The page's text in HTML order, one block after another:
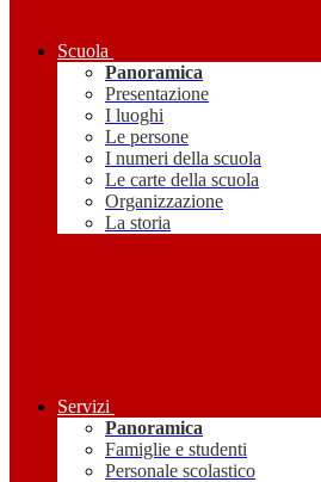
Scuola
Panoramica
Presentazione
I luoghi
Le persone
I numeri della scuola
Le carte della scuola
Organizzazione
La storia
Servizi
Panoramica
Famiglie e studenti
Personale scolastico